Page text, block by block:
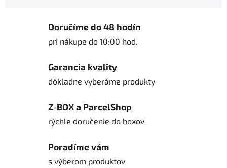
Doručíme do 48 hodín
pri nákupe do 10:00 hod.
Garancia kvality
dôkladne vyberáme produkty
Z-BOX a ParcelShop
rýchle doručenie do boxov
Poradíme vám
s výberom produktov